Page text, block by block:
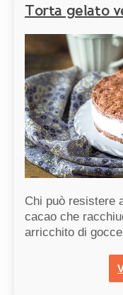
Torta gelato
Chi può resistere
cacao che
arricchito di